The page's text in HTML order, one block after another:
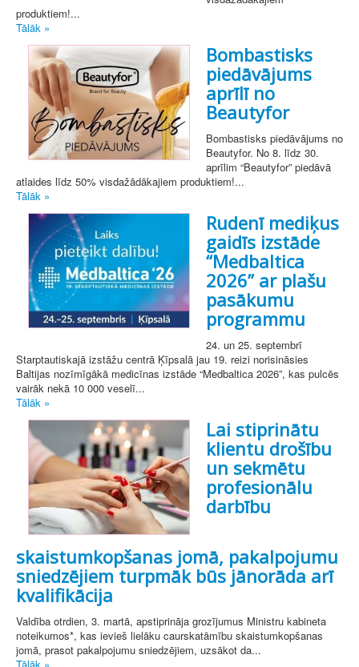
produktiem!...
Tālāk »
Bombastisks
piedāvājums
aprīlī no
Beautyfor
Bombastisks piedāvājums no
Beautyfor. No 8. līdz 30.
aprīlim “Beautyfor” piedāvā
atlaides līdz 50% visdažādākajiem produktiem!...
Tālāk »
Rudenī mediķus
gaidīs izstāde
“Medbaltica
2026” ar plašu
pasākumu
programmu
24. un 25. septembrī
Starptautiskajā izstāžu centrā Ķīpsalā jau 19. reizi norisināsies
Baltijas nozīmīgākā medicīnas izstāde “Medbaltica 2026”, kas pulcēs
vairāk nekā 10 000 veselī...
Tālāk »
Lai stiprinātu
klientu drošību
un sekmētu
profesionālu
darbību
skaistumkopšanas jomā, pakalpojumu
sniedzējiem turpmāk būs jānorāda arī
kvalifikācija
Valdība otrdien, 3. martā, apstiprināja grozījumus Ministru kabineta
noteikumos*, kas ievieš lielāku caurskatāmību skaistumkopšanas
jomā, prasot pakalpojumu sniedzējiem, uzsākot da...